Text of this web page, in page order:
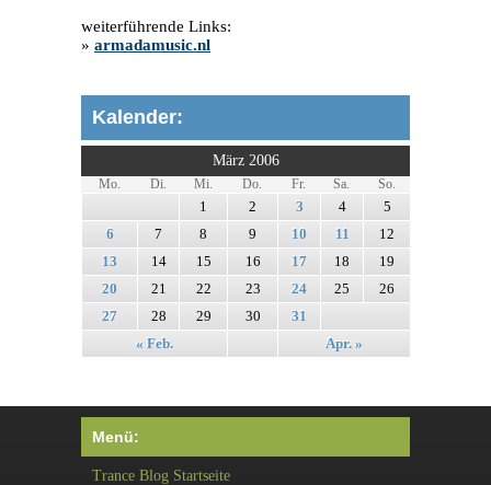
weiterführende Links:
» armadamusic.nl
Kalender:
März 2006
Mo. Di. Mi. Do. Fr. Sa. So.
« Feb. Apr. »
1 2 3 4
5
6
7 8 9 10 11
12
13
14 15 16 17 18
19
20
21 22 23 24 25
26
27
28 29 30 31
Menü:
Trance Blog Startseite